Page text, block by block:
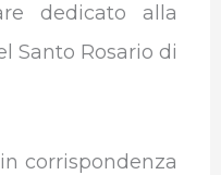
dedicato alla
Santo Rosario di
corrispondenza